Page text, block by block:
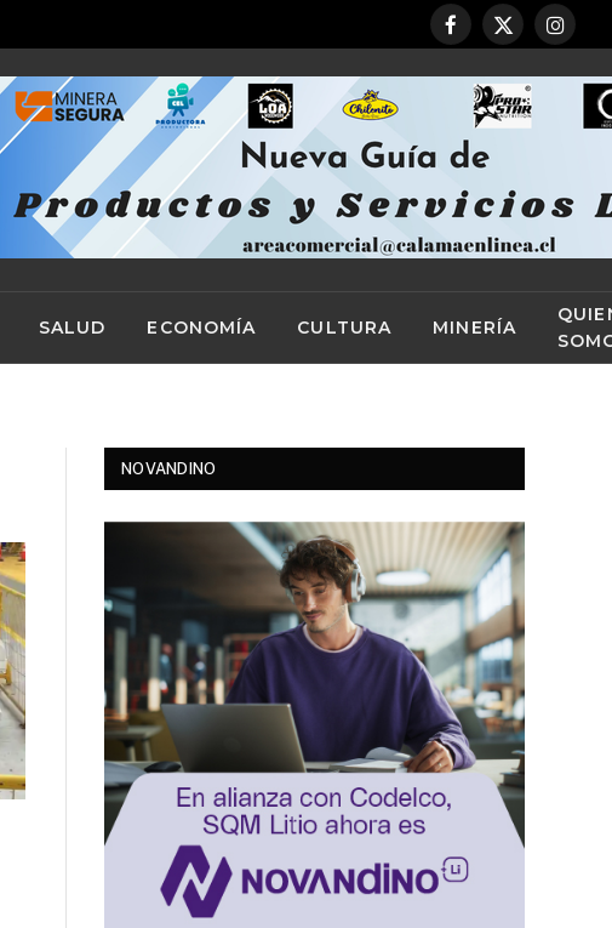
Facebook
X
SALUD ECONOMÍA CULTURA MINERÍA
NOVANDINO